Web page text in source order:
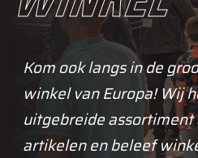
Kom ook langs in de
winkel van Europa! Wij
uitgebreide assortiment
artikelen en beleef